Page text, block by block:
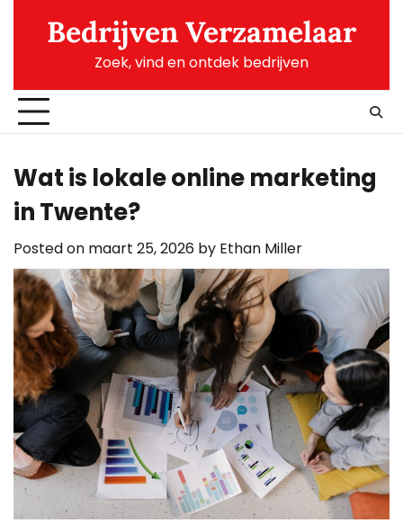
Bedrijven Verzamelaar
Zoek, vind en ontdek bedrijven
Wat is lokale online marketing
in Twente?
Posted on maart 25, 2026 by Ethan Miller